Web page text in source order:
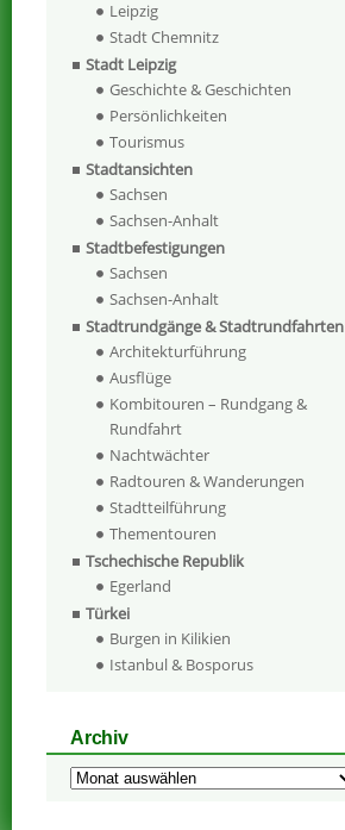
Leipzig
Stadt Chemnitz
Stadt Leipzig
Geschichte & Geschichten
Persönlichkeiten
Tourismus
Stadtansichten
Sachsen
Sachsen-Anhalt
Stadtbefestigungen
Sachsen
Sachsen-Anhalt
Stadtrundgänge & Stadtrundfahrten
Architekturführung
Ausflüge
Kombitouren – Rundgang &
Rundfahrt
Nachtwächter
Radtouren & Wanderungen
Stadtteilführung
Thementouren
Tschechische Republik
Egerland
Türkei
Burgen in Kilikien
Istanbul & Bosporus
Archiv
Archiv